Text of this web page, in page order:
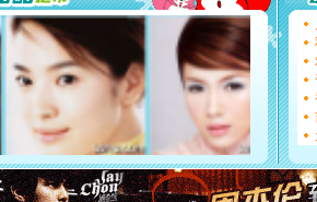
能正大光
天都要快
[圣诞节]
如意,快
[元旦]
看
断电。
你是我
[元旦]
如
起；二
离。水晶
[元旦]当